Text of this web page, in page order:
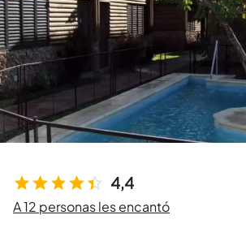
4,4
A 12 personas les encantó